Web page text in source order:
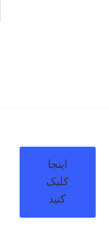
اینجا
کلیک
کنید